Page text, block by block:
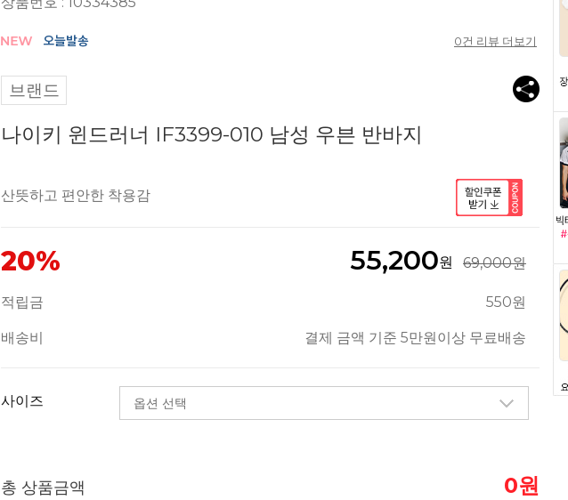
0건 리뷰 더보기
브랜드
나이키 윈드러너 IF3399-010 남성 우븐 반바지
산뜻하고 편안한 착용감
20% 55,200원 69,000원
적립금 550원
배송비 결제 금액 기준 5만원이상 무료배송
사이즈
총 상품금액 0원